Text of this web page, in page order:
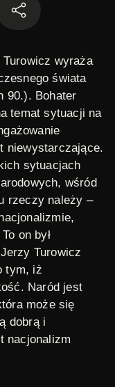
wyraża
świata
90.). Bohater
temat sytuacji na
niewystarczające.
sytuacjach
wśród
rzeczy należy –
on był
Turowicz
tym, iż
Naród jest
może się
dobrą i
nacjonalizm